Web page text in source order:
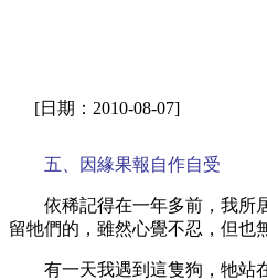
[日期：2010-08-07]
五、因緣果報自作自受
依稀記得在一年多前，我所
留牠們的，雖然心覺不忍，但也
有一天我遇到這隻狗，牠站